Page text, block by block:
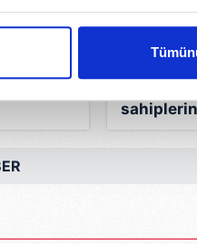
reklamların
hedefli reklamlar
üçüncü kişilere ait çerezler
ve kişiselleştirilmesi ve
rızanız dahilinde
Çerezlere ilişkin
2024